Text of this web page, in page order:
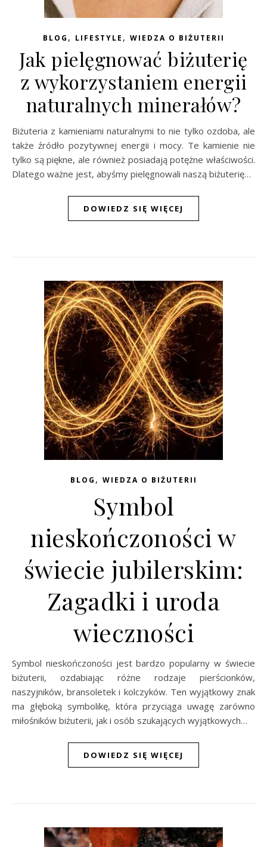
BLOG , LIFESTYLE , WIEDZA O BIŻUTERII
Jak pielęgnować biżuterię
z wykorzystaniem energii
naturalnych minerałów?
Biżuteria z kamieniami naturalnymi to nie tylko ozdoba, ale
także źródło pozytywnej energii i mocy. Te kamienie nie
tylko są piękne, ale również posiadają potężne właściwości.
Dlatego ważne jest, abyśmy pielęgnowali naszą biżuterię…
DOWIEDZ SIĘ WIĘCEJ
BLOG , WIEDZA O BIŻUTERII
Symbol
nieskończoności w
świecie jubilerskim:
Zagadki i uroda
wieczności
Symbol nieskończoności jest bardzo popularny w świecie
biżuterii, ozdabiając różne rodzaje pierścionków,
naszyjników, bransoletek i kolczyków. Ten wyjątkowy znak
ma głęboką symbolikę, która przyciąga uwagę zarówno
miłośników biżuterii, jak i osób szukających wyjątkowych…
DOWIEDZ SIĘ WIĘCEJ